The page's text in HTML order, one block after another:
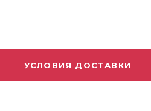
УСЛОВИЯ ДОСТАВКИ